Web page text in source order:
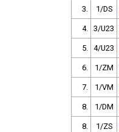
3. 1/DS
4. 3/U23
5. 4/U23
6. 1/ZM
7. 1/VM
8. 1/DM
8. 1/ZS